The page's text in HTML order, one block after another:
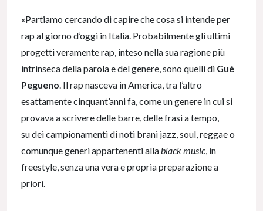
«Partiamo cercando di capire che cosa si intende per
rap al giorno d’oggi in Italia. Probabilmente gli ultimi
progetti veramente rap, inteso nella sua ragione più
intrinseca della parola e del genere, sono quelli di Gué
Pegueno. Il rap nasceva in America, tra l’altro
esattamente cinquant’anni fa, come un genere in cui si
provava a scrivere delle barre, delle frasi a tempo,
su dei campionamenti di noti brani jazz, soul, reggae o
comunque generi appartenenti allablack music, in
freestyle, senza una vera e propria preparazione a
priori.